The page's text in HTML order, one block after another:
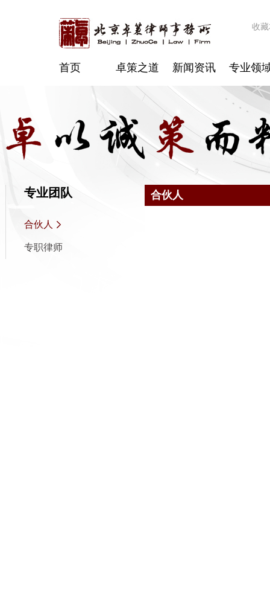
收
首页 卓策之道 新闻资讯 专业领
专业团队
合伙人
专职律师
合伙人